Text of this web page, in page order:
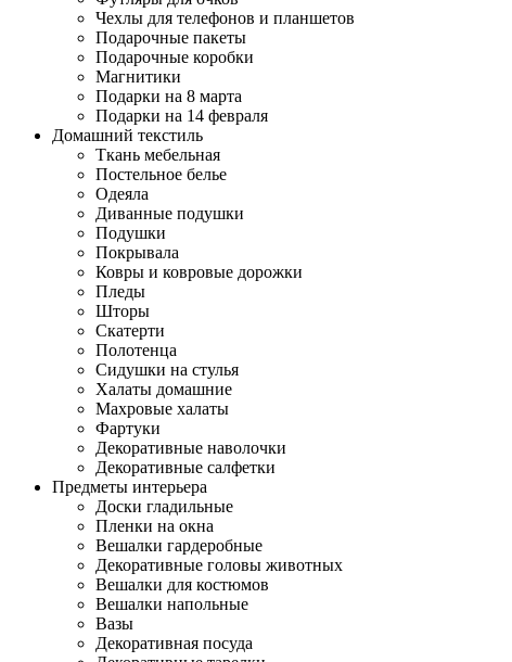
Чехлы для телефонов и планшетов
Подарочные пакеты
Подарочные коробки
Магнитики
Подарки на 8 марта
Подарки на 14 февраля
Домашний текстиль
Ткань мебельная
Постельное белье
Одеяла
Диванные подушки
Подушки
Покрывала
Ковры и ковровые дорожки
Пледы
Шторы
Скатерти
Полотенца
Сидушки на стулья
Халаты домашние
Махровые халаты
Фартуки
Декоративные наволочки
Декоративные салфетки
Предметы интерьера
Доски гладильные
Пленки на окна
Вешалки гардеробные
Декоративные головы животных
Вешалки для костюмов
Вешалки напольные
Вазы
Декоративная посуда